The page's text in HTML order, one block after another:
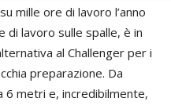
mille ore di lavoro l’anno
di lavoro sulle spalle, è in
al Challenger per i
preparazione. Da
6 metri e, incredibilmente,